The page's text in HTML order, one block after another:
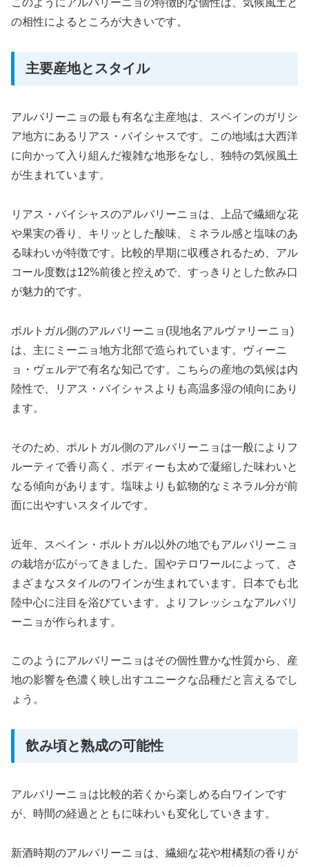
このようにアルバリーニョの特徴的な個性は、気候風土と
の相性によるところが大きいです。
主要産地とスタイル
アルバリーニョの最も有名な主産地は、スペインのガリシ
ア地方にあるリアス・バイシャスです。この地域は大西洋
に向かって入り組んだ複雑な地形をなし、独特の気候風土
が生まれています。
リアス・バイシャスのアルバリーニョは、上品で繊細な花
や果実の香り、キリッとした酸味、ミネラル感と塩味のあ
る味わいが特徴です。比較的早期に収穫されるため、アル
コール度数は12%前後と控えめで、すっきりとした飲み口
が魅力的です。
ポルトガル側のアルバリーニョ(現地名アルヴァリーニョ)
は、主にミーニョ地方北部で造られています。ヴィーニ
ョ・ヴェルデで有名な知己です。こちらの産地の気候は内
陸性で、リアス・バイシャスよりも高温多湿の傾向にあり
ます。
そのため、ポルトガル側のアルバリーニョは一般によりフ
ルーティで香り高く、ボディーも太めで凝縮した味わいと
なる傾向があります。塩味よりも鉱物的なミネラル分が前
面に出やすいスタイルです。
近年、スペイン・ポルトガル以外の地でもアルバリーニョ
の栽培が広がってきました。国やテロワールによって、さ
まざまなスタイルのワインが生まれています。日本でも北
陸中心に注目を浴びています。よりフレッシュなアルバリ
ーニョが作られます。
このようにアルバリーニョはその個性豊かな性質から、産
地の影響を色濃く映し出すユニークな品種だと言えるでし
ょう。
飲み頃と熟成の可能性
アルバリーニョは比較的若くから楽しめる白ワインです
が、時間の経過とともに味わいも変化していきます。
新酒時期のアルバリーニョは、繊細な花や柑橘類の香りが